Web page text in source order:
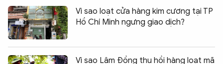
Vì sao loạt cửa hàng kim cương tại TP
Hồ Chí Minh ngưng giao dịch?
Vì sao Lâm Đồng thu hồi hàng loạt mã